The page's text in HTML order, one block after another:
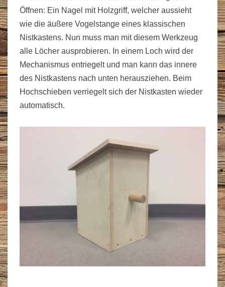
Öffnen: Ein Nagel mit Holzgriff, welcher aussieht
wie die äußere Vogelstange eines klassischen
Nistkastens. Nun muss man mit diesem Werkzeug
alle Löcher ausprobieren. In einem Loch wird der
Mechanismus entriegelt und man kann das innere
des Nistkastens nach unten herausziehen. Beim
Hochschieben verriegelt sich der Nistkasten wieder
automatisch.